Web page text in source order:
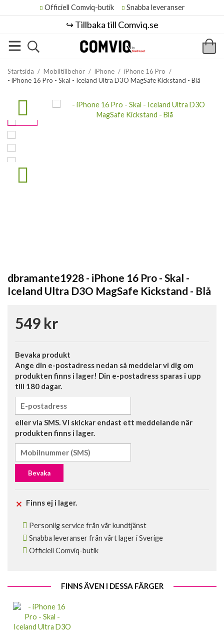
Officiell Comviq-butik Snabba leveranser
↪️ Tillbaka till Comviq.se
Startsida / Mobiltillbehör / iPhone / iPhone 16 Pro /
- iPhone 16 Pro - Skal - Iceland Ultra D3O MagSafe Kickstand - Blå
dbramante1928 - iPhone 16 Pro - Skal -
Iceland Ultra D3O MagSafe Kickstand - Blå
549 kr
Bevaka produkt
Ange din e-postadress nedan så meddelar vi dig om
produkten finns i lager! Din e-postadress sparas i upp
till 180 dagar.
eller via SMS. Vi skickar endast ett meddelande när
produkten finns i lager.
Bevaka
Finns ej i lager.
Personlig service från vår kundtjänst
Snabba leveranser från vårt lager i Sverige
Officiell Comviq-butik
FINNS ÄVEN I DESSA FÄRGER